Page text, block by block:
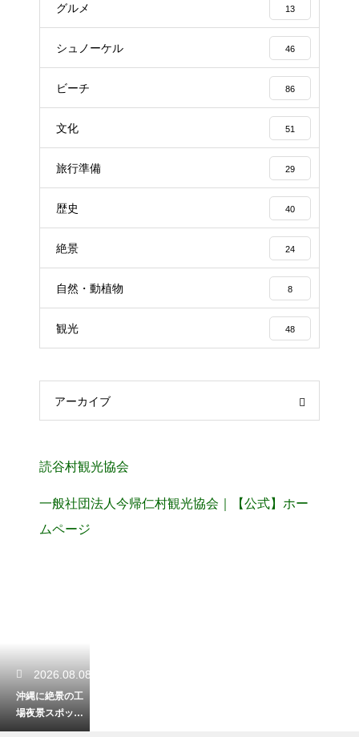
グルメ 13
シュノーケル 46
ビーチ 86
文化 51
旅行準備 29
歴史 40
絶景 24
自然・動植物 8
観光 48
アーカイブ
読谷村観光協会
一般社団法人今帰仁村観光協会｜【公式】ホー
ムページ
2026.08.08
沖縄に絶景の工
場夜景スポット
はあるか！夜の